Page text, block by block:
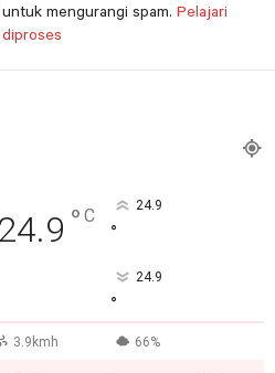
mengurangi spam. Pelajari
24.9 ° C 24.9
°
24.9
°
3.9kmh 66%